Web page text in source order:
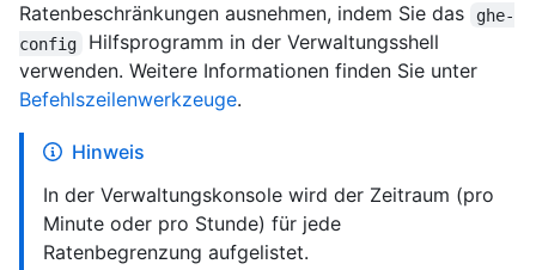
Ratenbeschränkungen ausnehmen, indem Sie das
ghe-
config
Hilfsprogramm in der Verwaltungsshell
verwenden. Weitere Informationen finden Sie unter
Befehlszeilenwerkzeuge.
Hinweis
In der Verwaltungskonsole wird der Zeitraum (pro
Minute oder pro Stunde) für jede
Ratenbegrenzung aufgelistet.